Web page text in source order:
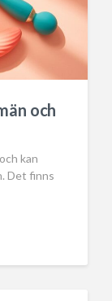
och
kan
Det finns